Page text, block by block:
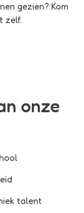
gezien? Kom
zelf.
onze
talent